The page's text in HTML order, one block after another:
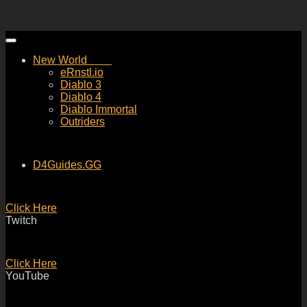
Skip
contentNew World
eRnstl.io
Diablo 3
Diablo 4
Diablo Immortal
Outriders
D4Guides.GG
Click Here
Twitch
Click Here
YouTube